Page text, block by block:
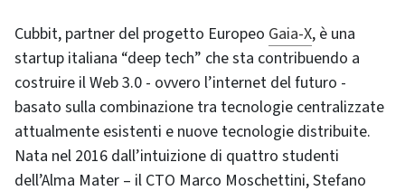
Cubbit, partner del progetto Europeo Gaia-X, è una
startup italiana “deep tech” che sta contribuendo a
costruire il Web 3.0 - ovvero l’internet del futuro -
basato sulla combinazione tra tecnologie centralizzate
attualmente esistenti e nuove tecnologie distribuite.
Nata nel 2016 dall’intuizione di quattro studenti
dell’Alma Mater – il CTO Marco Moschettini, Stefano